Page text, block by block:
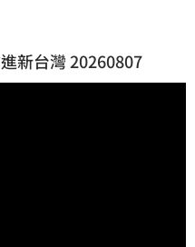
新台灣 20260807